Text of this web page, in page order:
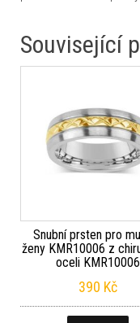
Související
Snubní prsten pro
ženy KMR10006 z
oceli KMR10006
390 Kč